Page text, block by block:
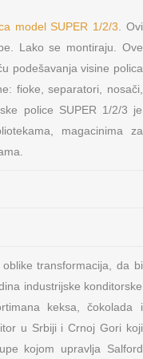
model SUPER 1/2/3 . Ovi
Lako se montiraju. Ove
podešavanja visine polica
fioke, separatori, nosači,
police SUPER 1/2/3 je
magacinima za
transformacija, da bi
industrijske konditorske
keksa, čokolada i
u Srbiji i Crnoj Gori koji
kojom upravlja Salford
INO PARTNERI
RD d.o.o. Zagreb,